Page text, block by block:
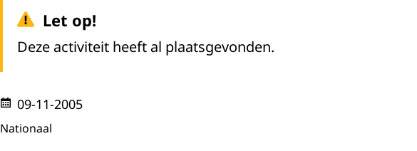
Let op!
Deze activiteit heeft al plaatsgevonden.
09-11-2005
Nationaal